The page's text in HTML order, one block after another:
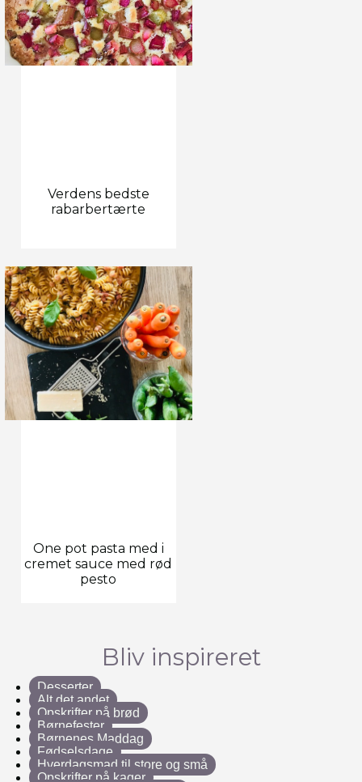
Verdens bedste
rabarbertærte
One pot pasta med i
cremet sauce med rød
pesto
Bliv inspireret
Desserter
Alt det andet
Opskrifter på brød
Børnefester
Børnenes Maddag
Fødselsdage
Hverdagsmad til store og små
Opskrifter på kager